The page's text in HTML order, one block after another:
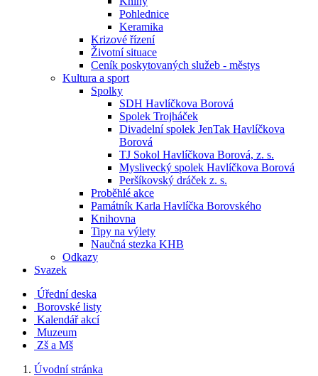
Pohlednice
Keramika
Krizové řízení
Životní situace
Ceník poskytovaných služeb - městys
Kultura a sport
Spolky
SDH Havlíčkova Borová
Spolek Trojháček
Divadelní spolek JenTak Havlíčkova
Borová
TJ Sokol Havlíčkova Borová, z. s.
Myslivecký spolek Havlíčkova Borová
Peršíkovský dráček z. s.
Proběhlé akce
Památník Karla Havlíčka Borovského
Knihovna
Tipy na výlety
Naučná stezka KHB
Odkazy
Svazek
Úřední deska
Borovské listy
Kalendář akcí
Muzeum
Zš a Mš
Úvodní stránka